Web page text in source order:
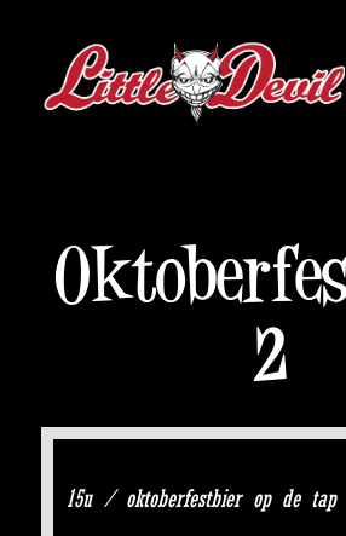
2
15u / oktoberfestbier op de